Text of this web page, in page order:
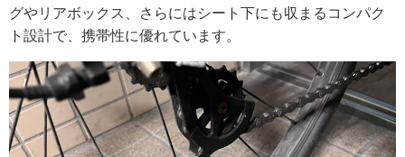
グやリアボックス、さらにはシート下にも収まるコンパク
ト設計で、携帯性に優れています。